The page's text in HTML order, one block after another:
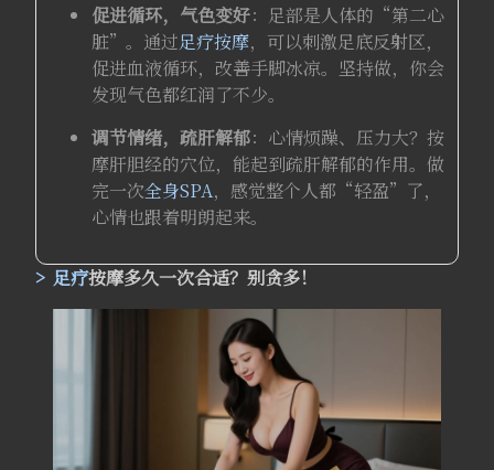
促进循环，气色变好：足部是人体的“第二心
脏”。通过足疗按摩，可以刺激足底反射区，
促进血液循环，改善手脚冰凉。坚持做，你会
发现气色都红润了不少。
调节情绪，疏肝解郁：心情烦躁、压力大？按
摩肝胆经的穴位，能起到疏肝解郁的作用。做
完一次全身SPA，感觉整个人都“轻盈”了，
心情也跟着明朗起来。
足疗按摩多久一次合适？别贪多！